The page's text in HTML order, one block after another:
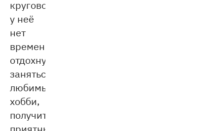
круговороте
у неё
нет
времени
отдохнуть,
заняться
любимым
хобби,
получить
приятные